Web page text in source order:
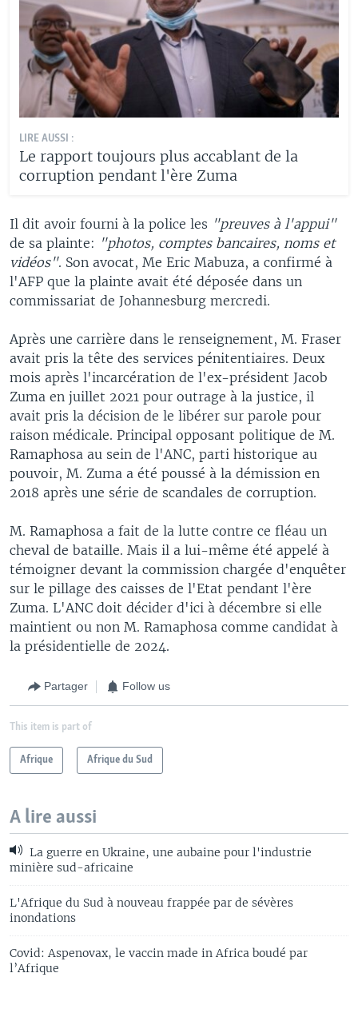
LIRE AUSSI :
Le rapport toujours plus accablant de la
corruption pendant l'ère Zuma
Il dit avoir fourni à la police les "preuves à l'appui"
de sa plainte: "photos, comptes bancaires, noms et
vidéos". Son avocat, Me Eric Mabuza, a confirmé à
l'AFP que la plainte avait été déposée dans un
commissariat de Johannesburg mercredi.
Après une carrière dans le renseignement, M. Fraser
avait pris la tête des services pénitentiaires. Deux
mois après l'incarcération de l'ex-président Jacob
Zuma en juillet 2021 pour outrage à la justice, il
avait pris la décision de le libérer sur parole pour
raison médicale. Principal opposant politique de M.
Ramaphosa au sein de l'ANC, parti historique au
pouvoir, M. Zuma a été poussé à la démission en
2018 après une série de scandales de corruption.
M. Ramaphosa a fait de la lutte contre ce fléau un
cheval de bataille. Mais il a lui-même été appelé à
témoigner devant la commission chargée d'enquêter
sur le pillage des caisses de l'Etat pendant l'ère
Zuma. L'ANC doit décider d'ici à décembre si elle
maintient ou non M. Ramaphosa comme candidat à
la présidentielle de 2024.
Partager Follow us
This item is part of
Afrique Afrique du Sud
A lire aussi
La guerre en Ukraine, une aubaine pour l'industrie
minière sud-africaine
L'Afrique du Sud à nouveau frappée par de sévères
inondations
Covid: Aspenovax, le vaccin made in Africa boudé par
l’Afrique